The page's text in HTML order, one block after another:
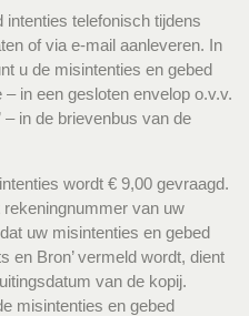
telefonisch tijdens
of via e-mail aanleveren. In
u de misintenties en gebed
in een gesloten envelop o.v.v.
– in de brievenbus van de
wordt € 9,00 gevraagd.
van uw
uw misintenties en gebed
en Bron’ vermeld wordt, dient
van de kopij.
misintenties en gebed